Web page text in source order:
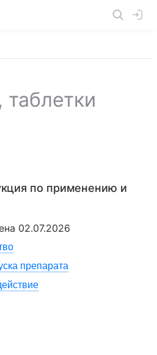
, таблетки
по применению и
02.07.2026
препарата